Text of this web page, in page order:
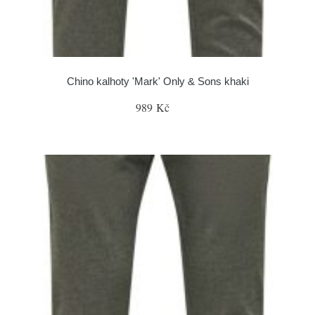
Chino kalhoty 'Mark' Only & Sons khaki
989 Kč